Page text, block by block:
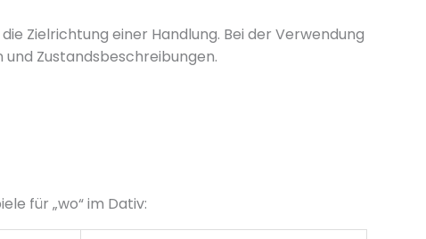
Zielrichtung einer Handlung. Bei der Verwendung
Zustandsbeschreibungen.
für „wo“ im Dativ: